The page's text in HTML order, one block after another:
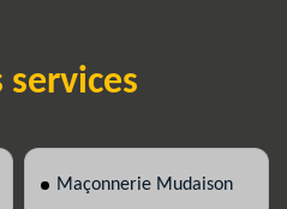
services
Maçonnerie Mudaison